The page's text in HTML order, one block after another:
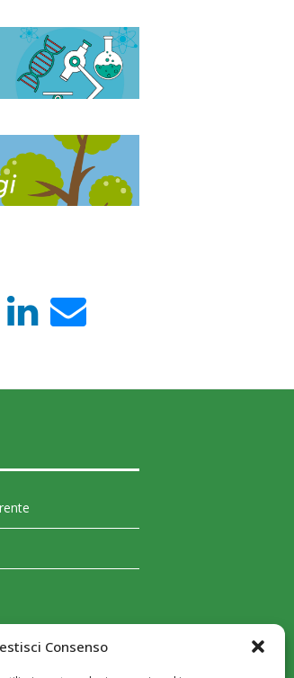
Consenso